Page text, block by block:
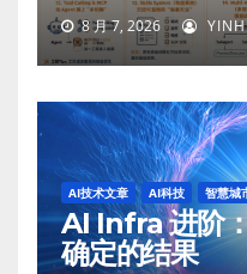
8 月 7, 2026
AI技术文章 AI科技 智慧城
AI Infra 进阶
确定的结果